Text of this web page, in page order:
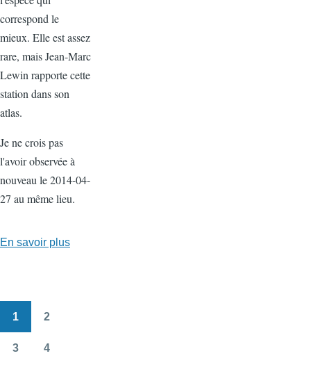
correspond le
mieux. Elle est assez
rare, mais Jean-Marc
Lewin rapporte cette
station dans son
atlas.
Je ne crois pas
l'avoir observée à
nouveau le 2014-04-
27 au même lieu.
En savoir plus
Pagination
1 2
3 4